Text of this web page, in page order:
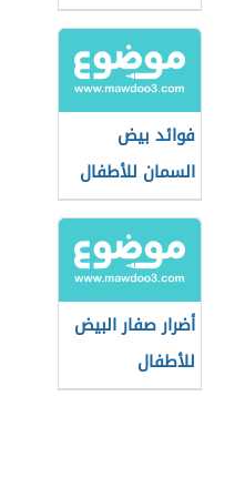
فوائد بيض
السمان للأطفال
أضرار صفار البيض
للأطفال